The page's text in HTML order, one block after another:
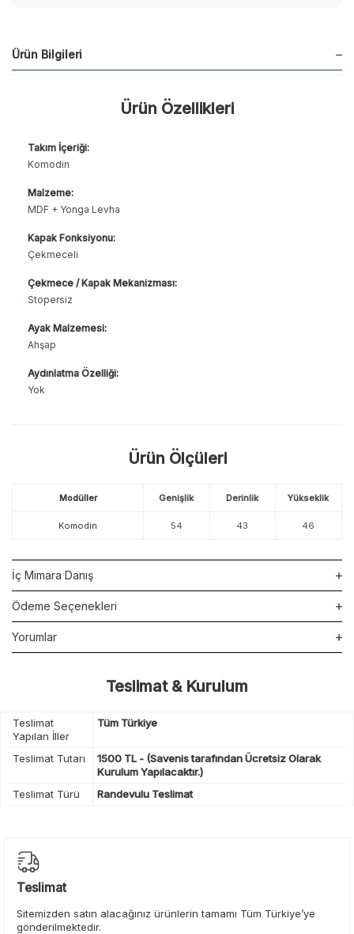
Ürün Bilgileri
Ürün Özellikleri
Takım İçeriği:
Komodin
Malzeme:
MDF + Yonga Levha
Kapak Fonksiyonu:
Çekmeceli
Çekmece / Kapak Mekanizması:
Stopersiz
Ayak Malzemesi:
Ahşap
Aydınlatma Özelliği:
Yok
Ürün Ölçüleri
Modüller Genişlik Derinlik Yükseklik
Komodin 54 43 46
İç Mimara Danış
Ödeme Seçenekleri
Yorumlar
Teslimat & Kurulum
Teslimat
Yapılan İller
Tüm Türkiye
Teslimat Tutarı
1500 TL - (Savenis tarafından Ücretsiz Olarak
Kurulum Yapılacaktır.)
Teslimat Türü
Randevulu Teslimat
Teslimat
Sitemizden satın alacağınız ürünlerin tamamı Tüm Türkiye’ye
gönderilmektedir.